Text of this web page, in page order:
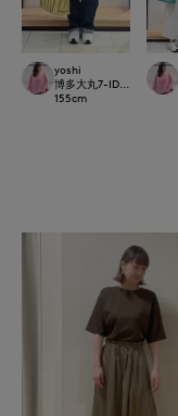
yoshi
博多大丸7-IDconcept.
155cm